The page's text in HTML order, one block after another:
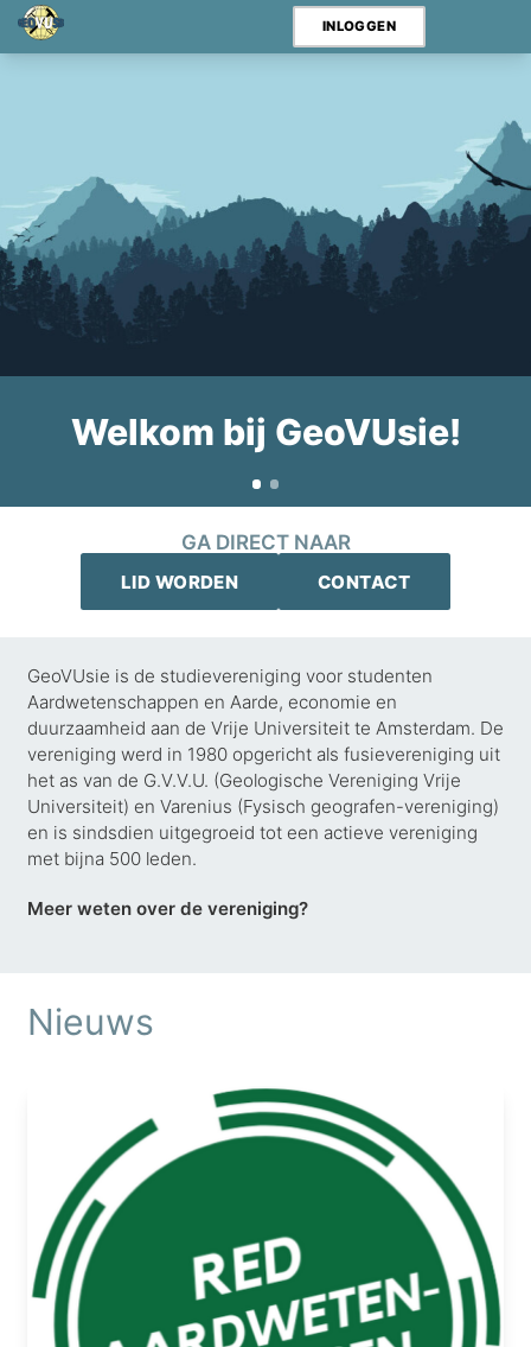
INLOGGEN
Welkom bij GeoVUsie!
Sponsorkliks pagina
GA VERDER
GA DIRECT NAAR
LID WORDEN CONTACT
GeoVUsie is de studievereniging voor studenten
Aardwetenschappen en Aarde, economie en
duurzaamheid aan de Vrije Universiteit te Amsterdam. De
vereniging werd in 1980 opgericht als fusievereniging uit
het as van de G.V.V.U. (Geologische Vereniging Vrije
Universiteit) en Varenius (Fysisch geografen-vereniging)
en is sindsdien uitgegroeid tot een actieve vereniging
met bijna 500 leden.
Meer weten over de vereniging?
Nieuws